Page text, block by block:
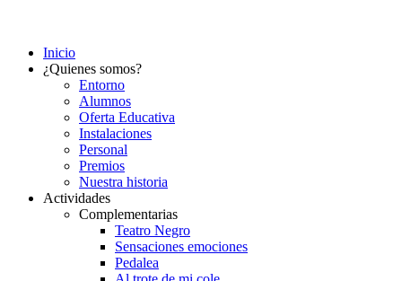
Inicio
¿Quienes somos?
Entorno
Alumnos
Oferta Educativa
Instalaciones
Personal
Premios
Nuestra historia
Actividades
Complementarias
Teatro Negro
Sensaciones emociones
Pedalea